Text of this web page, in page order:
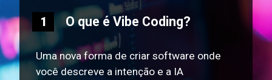
O que é Vibe Coding?
Uma nova forma de criar software onde
você descreve a intenção e a IA